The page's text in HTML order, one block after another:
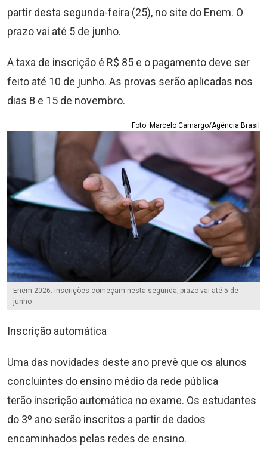
partir desta segunda-feira (25), no site do Enem. O
prazo vai até 5 de junho.
A taxa de inscrição é R$ 85 e o pagamento deve ser
feito até 10 de junho. As provas serão aplicadas nos
dias 8 e 15 de novembro.
Foto: Marcelo Camargo/Agência Brasil
Enem 2026: inscrições começam nesta segunda; prazo vai até 5 de
junho
Inscrição automática
Uma das novidades deste ano prevê que os alunos
concluintes do ensino médio da rede pública
terão inscrição automática no exame. Os estudantes
do 3º ano serão inscritos a partir de dados
encaminhados pelas redes de ensino.